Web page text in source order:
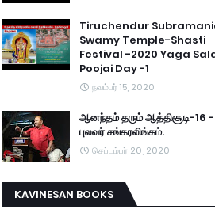
Tiruchendur
Swamy Temple-Shasti
Festival -2020 Yaga
Poojai Day -1
நவம்பர் 15, 2020
ஆனந்தம் தரும் ஆத்திசூடி-16 -
புலவர் சங்கரலிங்கம்.
செப்டம்பர் 20, 2020
KAVINESAN BOOKS